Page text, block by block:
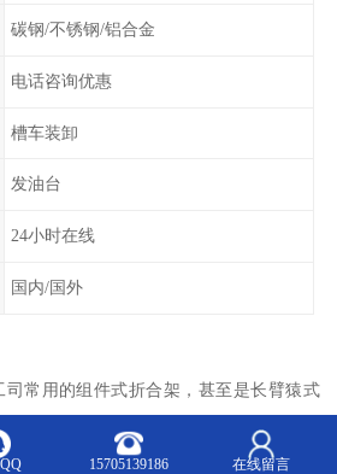
碳钢/不锈钢/铝合金
电话咨询优惠
槽车装卸
发油台
24小时在线
国内/国外
常用的组件式折合架，甚至是长臂猿式
局有操纵指引，要求工人配带保护带，并
15705139186 在线留言